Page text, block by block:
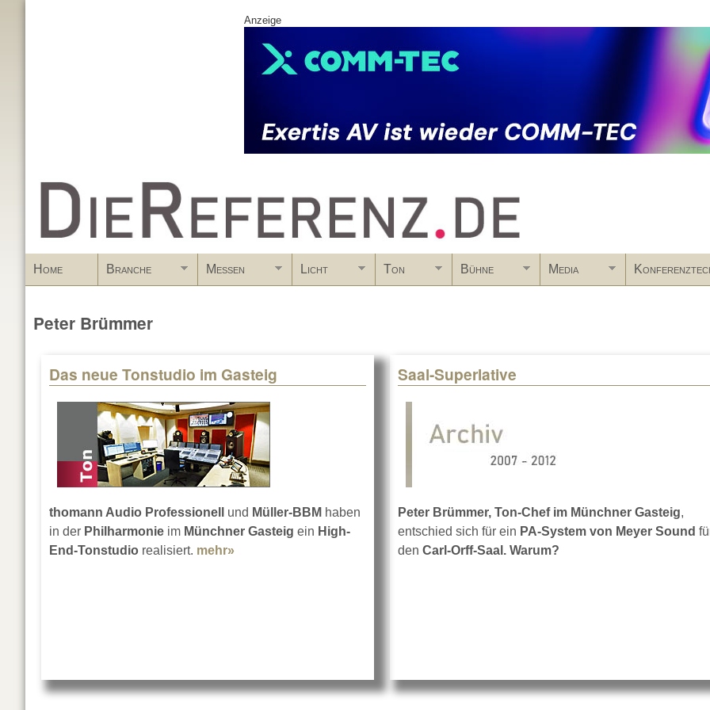
Anzeige
www.DieReferenz.de
Home Branche Messen Licht Ton Bühne Media
Peter Brümmer
Das neue Tonstudio im Gasteig
thomann Audio Professionell und Müller-BBM haben
in der Philharmonie im Münchner Gasteig ein High-
End-Tonstudio realisiert. mehr» about Das neue Tonstudio im Gasteig
Saal-Superlative
Peter Brümmer, Ton-Chef im Münchner Gasteig,
entschied sich für ein PA-System von Meyer Sound
den Carl-Orff-Saal. Warum?